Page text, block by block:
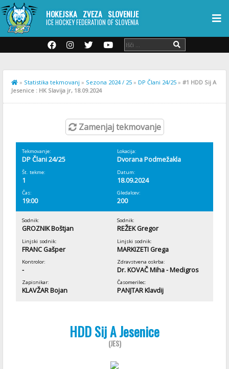
HOKEJSKA ZVEZA SLOVENIJE
ICE HOCKEY FEDERATION OF SLOVENIA
» Statistika tekmovanj » Sezona 2024 / 25 » DP Člani 24/25 » #1 HDD Sij A
Jesenice : HK Slavija jr, 18.09.2024
Zamenjaj tekmovanje
Tekmovanje:
DP Člani 24/25
Lokacija:
Dvorana Podmežakla
Št. tekme:
1
Datum:
18.09.2024
Čas:
19:00
Gledalcev:
200
Sodnik:
GROZNIK Boštjan
Sodnik:
REŽEK Gregor
Linjski sodnik:
FRANC Gašper
Linjski sodnik:
MARKIZETI Grega
Kontrolor:
-
Zdravstvena oskrba:
Dr. KOVAČ Miha - Medigros
Zapisnikar:
KLAVŽAR Bojan
Časomerilec:
PANJTAR Klavdij
HDD Sij A Jesenice
(JES)